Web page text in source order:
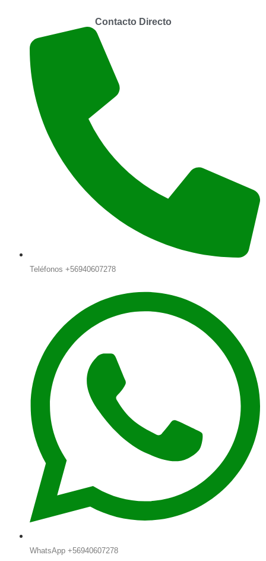
Contacto Directo
Teléfonos +56940607278
WhatsApp +56940607278